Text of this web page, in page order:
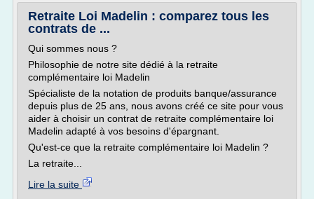
Retraite Loi Madelin : comparez tous les
contrats de ...
Qui sommes nous ?
Philosophie de notre site dédié à la retraite
complémentaire loi Madelin
Spécialiste de la notation de produits banque/assurance
depuis plus de 25 ans, nous avons créé ce site pour vous
aider à choisir un contrat de retraite complémentaire loi
Madelin adapté à vos besoins d'épargnant.
Qu'est-ce que la retraite complémentaire loi Madelin ?
La retraite...
Lire la suite